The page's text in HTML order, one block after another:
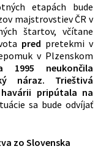
etapách bude
majstrovstiev ČR v
štartov, včítane
pred pretekmi v
v Plzenskom
1995 neukončila
náraz. Trieštivá
pripútala na
sa bude odvíjať
zo Slovenska